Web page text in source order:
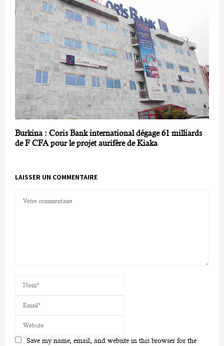
Burkina : Coris Bank international dégage 61 milliards
de F CFA pour le projet aurifère de Kiaka
LAISSER UN COMMENTAIRE
Save my name, email, and website in this browser for the